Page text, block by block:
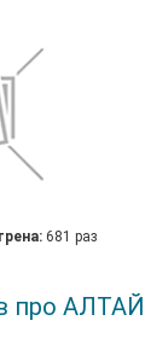
681 раз
про